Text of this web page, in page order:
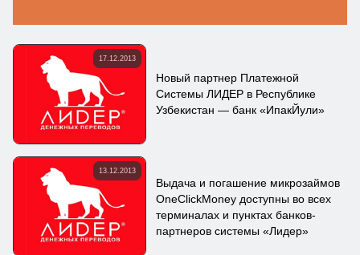
17.12.2013
Новый партнер Платежной
Системы ЛИДЕР в Республике
Узбекистан — банк «ИпакЙули»
13.12.2013
Выдача и погашение микрозаймов
OneClickMoney доступны во всех
терминалах и пунктах банков-
партнеров системы «Лидер»